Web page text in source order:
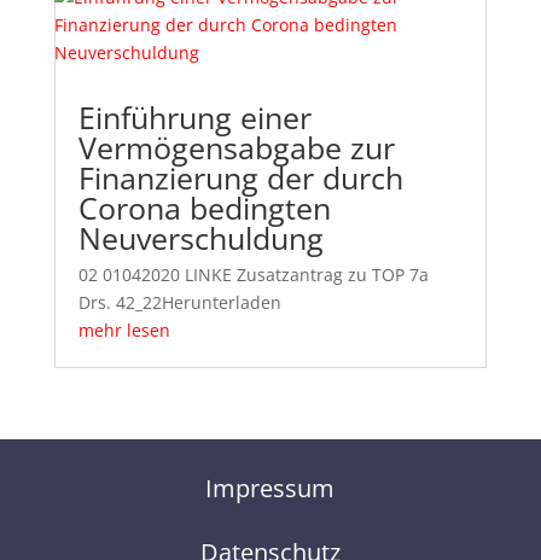
Einführung einer
Vermögensabgabe zur
Finanzierung der durch
Corona bedingten
Neuverschuldung
02 01042020 LINKE Zusatzantrag zu TOP 7a
Drs. 42_22Herunterladen
mehr lesen
Impressum
Datenschutz